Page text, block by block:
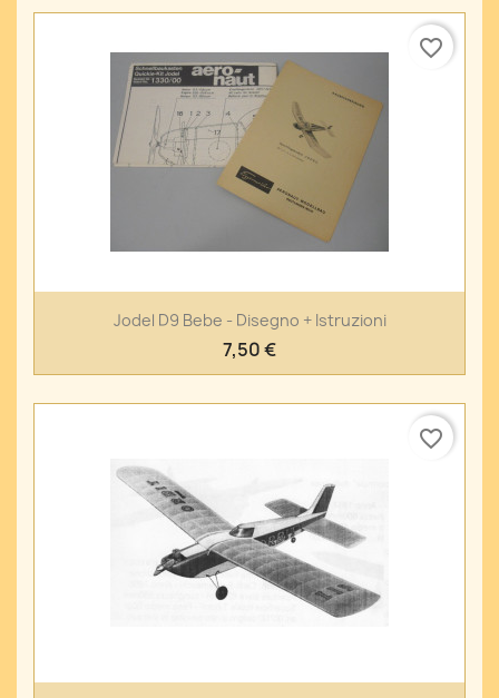
Jodel D9 Bebe - Disegno + Istruzioni
7,50 €
favorite_border
favorite_border